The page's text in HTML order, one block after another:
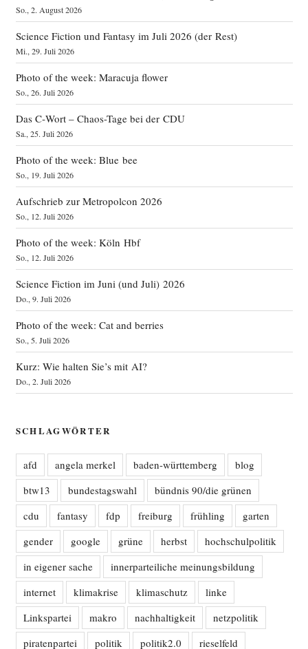
So., 2. August 2026
Science Fiction und Fantasy im Juli 2026 (der Rest)
Mi., 29. Juli 2026
Photo of the week: Maracuja flower
So., 26. Juli 2026
Das C‑Wort – Chaos-Tage bei der CDU
Sa., 25. Juli 2026
Photo of the week: Blue bee
So., 19. Juli 2026
Aufschrieb zur Metropolcon 2026
So., 12. Juli 2026
Photo of the week: Köln Hbf
So., 12. Juli 2026
Science Fiction im Juni (und Juli) 2026
Do., 9. Juli 2026
Photo of the week: Cat and berries
So., 5. Juli 2026
Kurz: Wie halten Sie’s mit AI?
Do., 2. Juli 2026
SCHLAGWÖRTER
afd angela merkel baden-württemberg
blog
btw13
bundestagswahl
bündnis 90/die grünen
cdu
fantasy fdp freiburg frühling
garten
gender
google grüne herbst
hochschulpolitik
in eigener sache
innerparteiliche meinungsbildung
internet
klimakrise klimaschutz
linke
Linkspartei
makro nachhaltigkeit
netzpolitik
piratenpartei
politik politik2.0 rieselfeld